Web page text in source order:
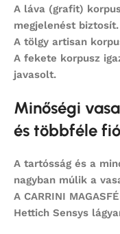
A láva (grafit)
megjelenést biztosít.
A tölgy artisan
A fekete korpusz
javasolt.
Minőségi
és többféle
A tartósság és a
nagyban múlik a
A CARRINI
Hettich Sensys